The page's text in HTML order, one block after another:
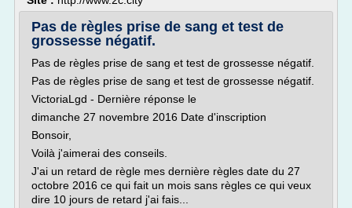
Pas de règles prise de sang et test de
grossesse négatif.
Pas de règles prise de sang et test de grossesse négatif.
Pas de règles prise de sang et test de grossesse négatif.
VictoriaLgd - Dernière réponse le
dimanche 27 novembre 2016 Date d'inscription
Bonsoir,
Voilà j'aimerai des conseils.
J'ai un retard de règle mes dernière règles date du 27
octobre 2016 ce qui fait un mois sans règles ce qui veux
dire 10 jours de retard j'ai fais...